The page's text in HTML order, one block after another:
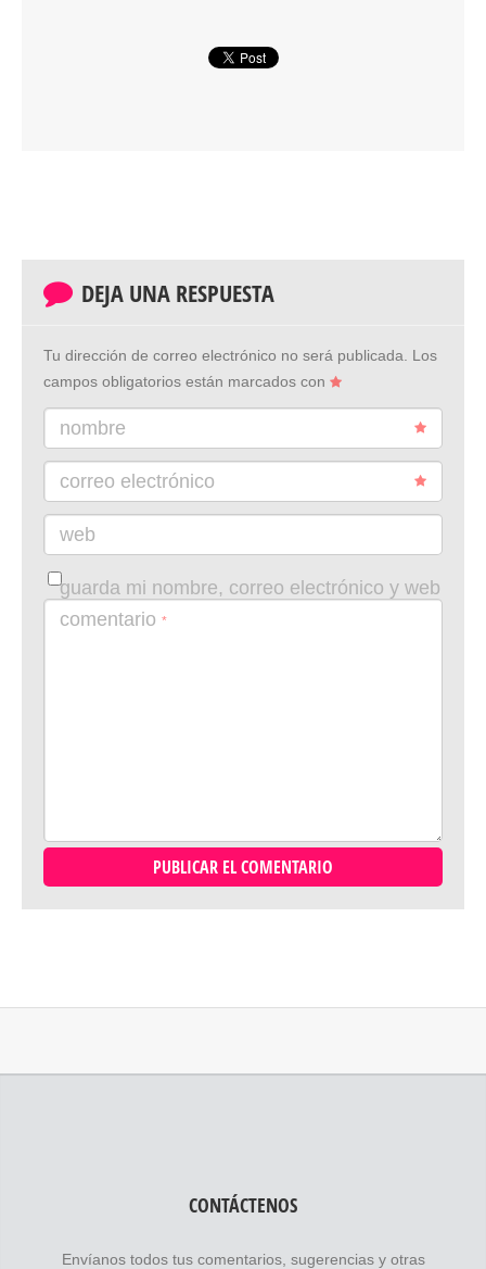
DEJA UNA RESPUESTA
Tu dirección de correo electrónico no será publicada. Los
campos obligatorios están marcados con
nombre
correo electrónico
web
guarda mi nombre, correo electrónico y web
en este navegador para la próxima vez que
comentario *
CONTÁCTENOS
Envíanos todos tus comentarios, sugerencias y otras